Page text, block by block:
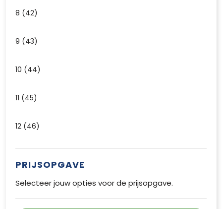
8 (42)
9 (43)
10 (44)
11 (45)
12 (46)
PRIJSOPGAVE
Selecteer jouw opties voor de prijsopgave.